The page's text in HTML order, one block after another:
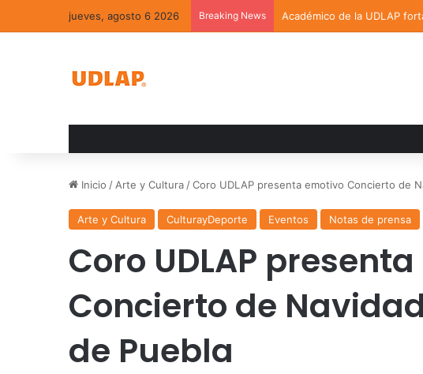
jueves, agosto 6 2026 Breaking News Académico de la UDLAP
Inicio / Arte y Cultura /Coro UDLAP presenta emotivo Concierto de
Arte y Cultura CulturayDeporte Eventos Notas de prensa
Coro UDLAP
Concierto de
de Puebla